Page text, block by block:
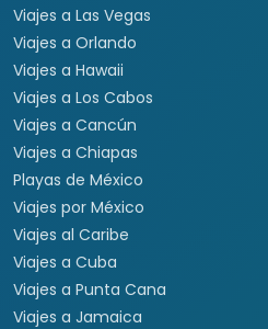
Viajes a Las Vegas
Viajes a Orlando
Viajes a Hawaii
Viajes a Los Cabos
Viajes a Cancún
Viajes a Chiapas
Playas de México
Viajes por México
Viajes al Caribe
Viajes a Cuba
Viajes a Punta Cana
Viajes a Jamaica